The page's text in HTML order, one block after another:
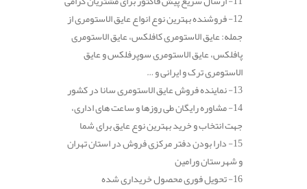
12- فروشنده بهترین نوع انواع عایق الاستومری از
جمله: عایق الاستومری کافلکس، عایق الاستومری
پافلکس، عایق الاستومری سوپرفلکس و عایق
الاستومری ترک و ایرانی و …
13- نماینده فروش عایق الاستومری سانا در کشور
14- مشاوره رایگان طی روزها و ساعت های اداری،
جهت انتخاب و خرید بهترین نوع عایق برای شما
15- دارا بودن دفتر مرکزی فروش در استان تهران
و شهرستان ورامین
16- تحویل فوری محصول خریداری شده